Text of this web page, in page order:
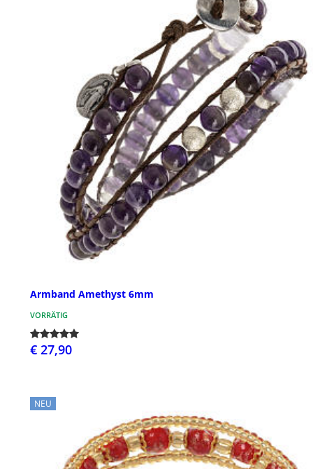
Armband Amethyst 6mm
VORRÄTIG
€ 27,90
NEU